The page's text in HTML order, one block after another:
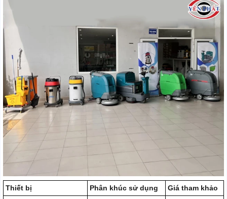
Thiết bị Phân khúc sử dụng
Giá tham khảo